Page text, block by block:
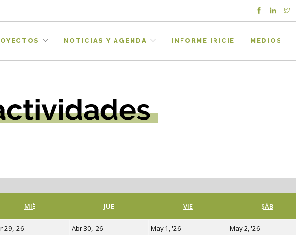
NOTICIAS Y AGENDA INFORME IRICIE MEDIOS
MIÉMIÉRCOLES JUEJUEVES VIEVIERNES SÁBSÁBADO
29, '26 Abr 30, '26 May 1, '26 May 2, '26